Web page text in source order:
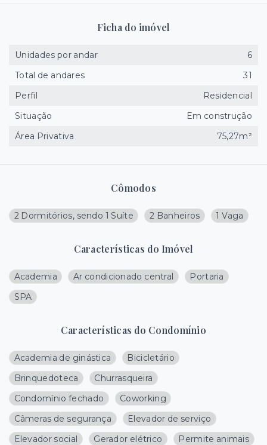
Cômodos
2 Dormitórios, sendo 1 Suíte 2 Banheiros 1 Vaga
Características do Imóvel
Academia Ar condicionado central
Portaria
SPA
Características do Condomínio
Academia de ginástica
Bicicletário
Brinquedoteca
Churrasqueira
Condomínio fechado
Coworking
Câmeras de segurança
Elevador de serviço
Elevador social
Gerador elétrico
Permite animais
Ficha do imóvel
Unidades por andar
6
Total de andares
31
Perfil
Residencial
Situação
Em construção
Área Privativa
75,27m²